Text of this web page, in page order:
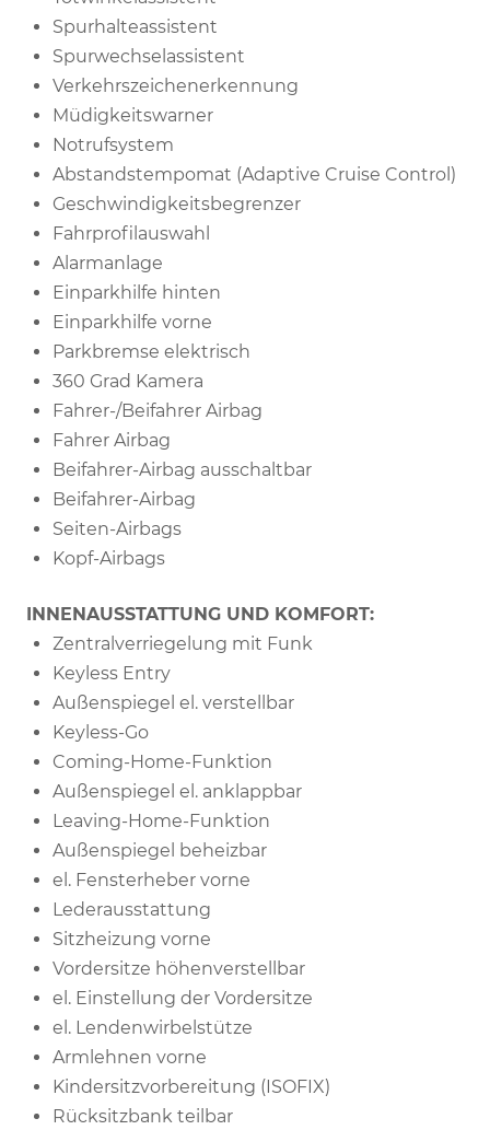
Spurhalteassistent
Spurwechselassistent
Verkehrszeichenerkennung
Müdigkeitswarner
Notrufsystem
Abstandstempomat (Adaptive Cruise Control)
Geschwindigkeitsbegrenzer
Fahrprofilauswahl
Alarmanlage
Einparkhilfe hinten
Einparkhilfe vorne
Parkbremse elektrisch
360 Grad Kamera
Fahrer-/Beifahrer Airbag
Fahrer Airbag
Beifahrer-Airbag ausschaltbar
Beifahrer-Airbag
Seiten-Airbags
Kopf-Airbags
INNENAUSSTATTUNG UND KOMFORT:
Zentralverriegelung mit Funk
Keyless Entry
Außenspiegel el. verstellbar
Keyless-Go
Coming-Home-Funktion
Außenspiegel el. anklappbar
Leaving-Home-Funktion
Außenspiegel beheizbar
el. Fensterheber vorne
Lederausstattung
Sitzheizung vorne
Vordersitze höhenverstellbar
el. Einstellung der Vordersitze
el. Lendenwirbelstütze
Armlehnen vorne
Kindersitzvorbereitung (ISOFIX)
Rücksitzbank teilbar